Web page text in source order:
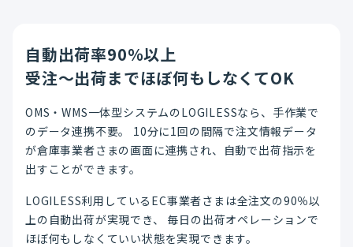
自動出荷率90％以上
受注～出荷までほぼ何もしなくてOK
OMS・WMS一体型システムのLOGILESSなら、手作業で
のデータ連携不要。 10分に1回の間隔で注文情報データ
が倉庫事業者さまの画面に連携され、自動で出荷指示を
出すことができます。
LOGILESS利用しているEC事業者さまは全注文の90％以
上の自動出荷が実現でき、 毎日の出荷オペレーションで
ほぼ何もしなくていい状態を実現できます。